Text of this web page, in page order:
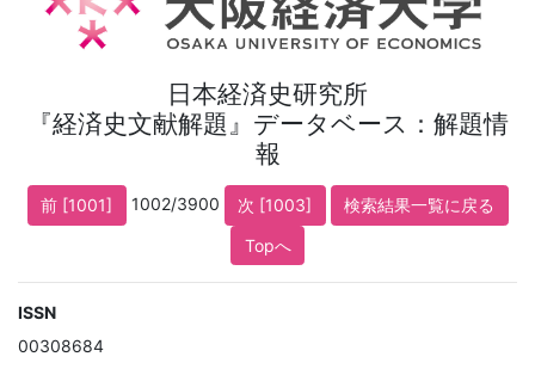
日本経済史研究所
『経済史文献解題』データベース：解題情
報
前 [1001] 1002/3900 次 [1003]
検索結果一覧に戻る
Topへ
ISSN
00308684